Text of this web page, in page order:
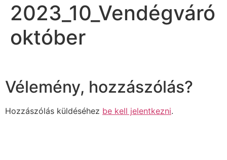
2023_10_Vendégváró
október
Vélemény, hozzászólás?
Hozzászólás küldéséhez be kell jelentkezni.